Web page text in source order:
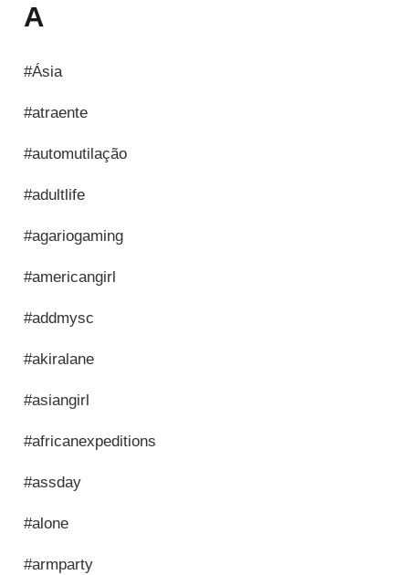
A
#Ásia
#atraente
#automutilação
#adultlife
#agariogaming
#americangirl
#addmysc
#akiralane
#asiangirl
#africanexpeditions
#assday
#alone
#armparty